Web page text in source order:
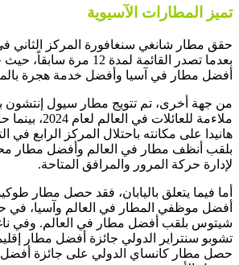
تميز المطارات الآسيوية
حقق مطار شانغي سنغافورة المركز الثاني
بعدما تصدر القائمة لمدة 12
أفضل مطار في آسيا وأفضل خدمة هجرة
من جهة أخرى، تم تتويج مطار سيول إنتشون
ملاءمة للعائلات
هانيدا على مكانته باحتلال المركز الرابع في
بلقب أنظف مطار في العالم وأفضل مطار
لإدارة حركة المرور والمرافق المتاحة.
أما فيما يتعلق باليابان، فقد حصل مطار
أفضل موظفي المطار في العالم وآسيا، في
شيتوس بلقب أفضل مطار في العالم. وفي
تشوبو سنتراير الدولي جائزة أفضل مطار
حصل مطار كانساي الدولي على جائزة